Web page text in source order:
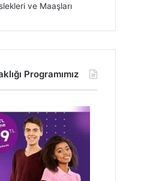
ve Maaşları
Programımız